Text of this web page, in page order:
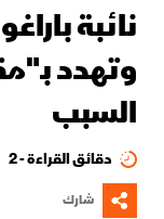
نائبة
وتهدد
السبب
دقائق القراءة - 2
شارك